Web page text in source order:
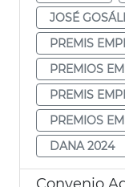
JOSÉ
PREMIS
PREMIOS
PREMIS
PREMIOS
DANA 2024